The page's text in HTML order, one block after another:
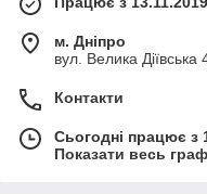
м. Дніпро
вул. Велика Діївська
Контакти
Сьогодні працює з
Показати весь